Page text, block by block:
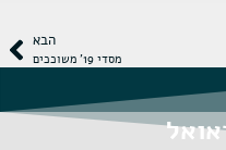
הבא
מסדי 19' משוככים